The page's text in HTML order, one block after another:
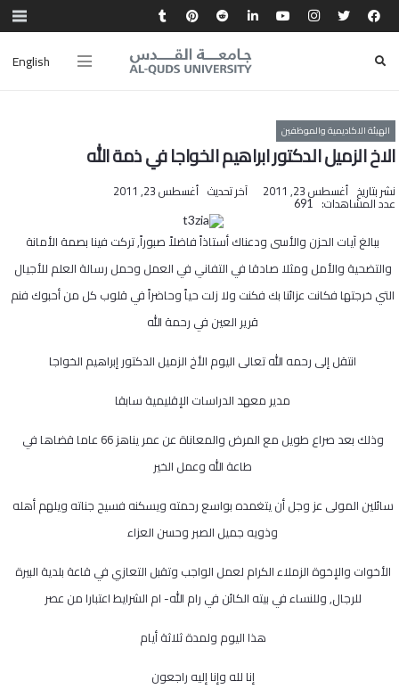
English
الهيئة الاكاديمية والموظفين
الاخ الزميل الدكتور ابراهيم الخواجا في ذمة الله
نشر بتاريخ أغسطس 23, 2011 آخر تحديث أغسطس 23, 2011
عدد المشاهدات: 691
ببالغ آيات الحزن والأسى ودعناك أستاذاً فاضلاً صبوراً, تركت فينا بصمة الأمانة
والتضحية والأمل ومثلا صادقا في التفاني في العمل وحمل رسالة العلم للأجيال
التي خرجتها فكانت عزائنا بك فكنت ولا زلت حياً وحاضراً في قلوب كل من أحبوك فنم
قرير العين في رحمة الله
انتقل إلى رحمه الله تعالى اليوم الأخ الزميل الدكتور إبراهيم الخواجا
مدير معهد الدراسات الإقليمية سابقا
وذلك بعد صراع طويل مع المرض والمعاناة عن عمر يناهز 66 عاما قضاها في
طاعة الله وعمل الخير
سائلين المولى عز وجل أن يتغمده بواسع رحمته ويسكنه فسيح جناته ويلهم أهله
وذويه جميل الصبر وحسن العزاء
الأخوات والإخوة الزملاء الكرام لعمل الواجب وتقبل التعازي في قاعة بلدية البيرة
للرجال, وللنساء في بيته الكائن في رام الله- ام الشرايط اعتبارا من عصر
هذا اليوم ولمدة ثلاثة أيام
إنا لله وإنا إليه راجعون